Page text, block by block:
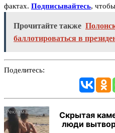
фактах. Подписывайтесь,
Прочитайте также
баллотироваться в
Поделитесь:
Скрытая
люди